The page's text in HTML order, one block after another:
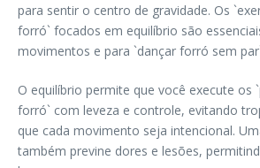
para sentir o centro de gravidade. Os
forró` focados em equilíbrio são
movimentos e para `dançar forró sem
O equilíbrio permite que você execute os
forró` com leveza e controle, evitando
que cada movimento seja intencional.
também previne dores e lesões,